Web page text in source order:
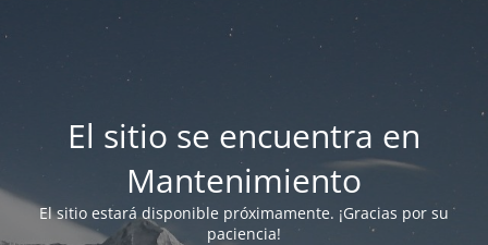
El sitio se encuentra en
Mantenimiento
El sitio estará disponible próximamente. ¡Gracias por su
paciencia!